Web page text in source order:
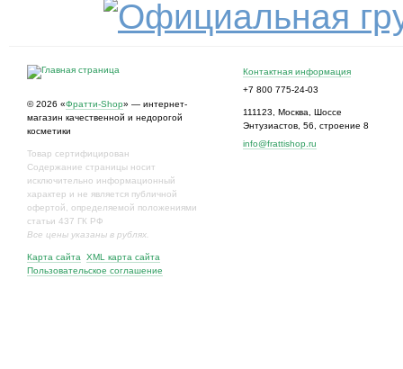
© 2026 «Фратти-Shop» — интернет-
магазин качественной и недорогой
косметики
Товар сертифицирован
Содержание страницы носит
исключительно информационный
характер и не является публичной
офертой, определяемой положениями
статьи 437 ГК РФ
Все цены указаны в рублях.
Карта сайта
XML карта сайта
Пользовательское соглашение
Контактная информация
+7 800 775-24-03
111123 Москва
Шоссе
Энтузиастов, 56, строение 8
info@frattishop.ru